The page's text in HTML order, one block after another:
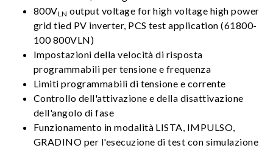
800VLN output voltage for high voltage high power
grid tied PV inverter, PCS test application (61800-
100 800VLN)
Impostazioni della velocità di risposta
programmabili per tensione e frequenza
Limiti programmabili di tensione e corrente
Controllo dell'attivazione e della disattivazione
dell'angolo di fase
Funzionamento in modalità LISTA, IMPULSO,
GRADINO per l'esecuzione di test con simulazione